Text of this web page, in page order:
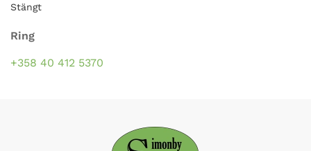
Stängt
Ring
+358 40 412 5370